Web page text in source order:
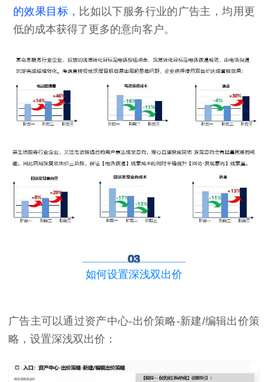
的效果目标， 比如以下服务行业的广告主，均用更
低的成本获得了更多的意向客户。
03
如何设置深浅双出价
广告主可以通过资产中心-出价策略-新建/编辑出价策
略，设置深浅双出价：